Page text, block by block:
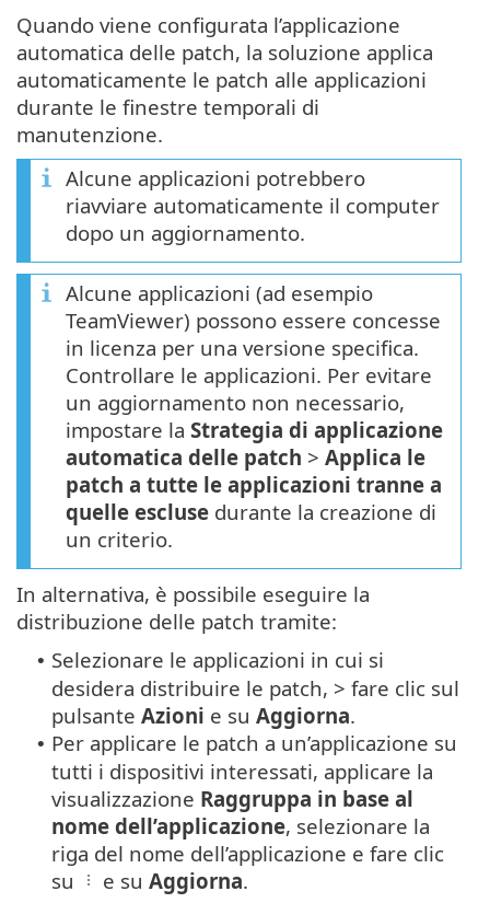
Quando viene configurata l’applicazione
automatica delle patch, la soluzione applica
automaticamente le patch alle applicazioni
durante le finestre temporali di
manutenzione.
Alcune applicazioni potrebbero
riavviare automaticamente il computer
dopo un aggiornamento.
Alcune applicazioni (ad esempio
TeamViewer) possono essere concesse
in licenza per una versione specifica.
Controllare le applicazioni. Per evitare
un aggiornamento non necessario,
impostare la Strategia di applicazione
automatica delle patch > Applica le
patch a tutte le applicazioni tranne a
quelle escluse durante la creazione di
un criterio.
In alternativa, è possibile eseguire la
distribuzione delle patch tramite:
• Selezionare le applicazioni in cui si
desidera distribuire le patch, > fare clic sul
pulsante Azioni e su Aggiorna.
• Per applicare le patch a un’applicazione su
tutti i dispositivi interessati, applicare la
visualizzazione Raggruppa in base al
nome dell’applicazione, selezionare la
riga del nome dell’applicazione e fare clic
su
e su Aggiorna.